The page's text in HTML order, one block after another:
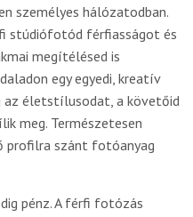
személyes hálózatodban.
stúdiófotód férfiasságot és
megítélésed is
egy egyedi, kreatív
életstílusodat, a követőid
meg. Természetesen
profilra szánt fotóanyag
pénz. A férfi fotózás